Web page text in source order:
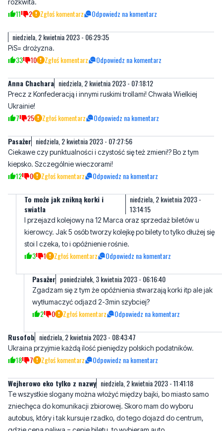
Nieważne niedziela, 2 kwietnia 2023 - 06:28:38
rozkwita.
11 2 Zgłoś komentarz
PiS= drożyzna.
33 10 Zgłoś komentarz Odpowiedz na komentarz
Anna Chachara niedziela, 2 kwietnia 2023 - 07:18:12
Ukrainie!
7 25 Zgłoś komentarz Odpowiedz na komentarz
Pasażer niedziela, 2 kwietnia 2023 - 07:27:56
kiepsko. Szczególnie wieczorami!
0 Zgłoś komentarz Odpowiedz na komentarz
To może jak znikną korki i
swiatla
niedziela, 2 kwietnia 2023 -
I przejazd kolejowy na 12 Marca oraz sprzedaż biletów u
stoi I czeka, to i opóźnienie rośnie.
3 1 Zgłoś komentarz Odpowiedz na komentarz
Pasażer poniedziałek, 3 kwietnia 2023 - 06:16:40
wytłumaczyć odjazd 2-3min szybciej?
2 0 Zgłoś komentarz Odpowiedz na komentarz
Ukraina przyjmie każdą ilość pieniędzy polskich podatników.
18 7 Zgłoś komentarz Odpowiedz na komentarz
Wejherowo eko tylko z nazwy niedziela, 2 kwietnia 2023 - 11:41:18